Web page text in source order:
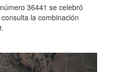
36441 se celebró
la combinación